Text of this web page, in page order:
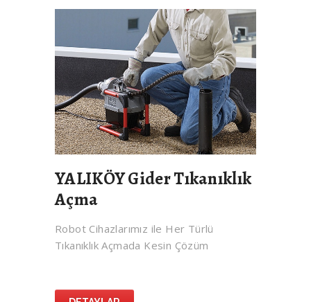
YALIKÖY Gider Tıkanıklık
Açma
Robot Cihazlarımız ile Her Türlü
Tıkanıklık Açmada Kesin Çözüm